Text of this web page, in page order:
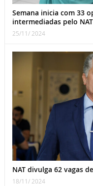
Semana inicia com 33
intermediadas pelo
25/11/ 2024
NAT divulga 62 vagas
18/11/ 2024